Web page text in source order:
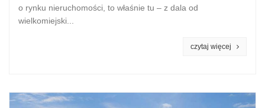
o rynku nieruchomości, to właśnie tu – z dala od
wielkomiejski...